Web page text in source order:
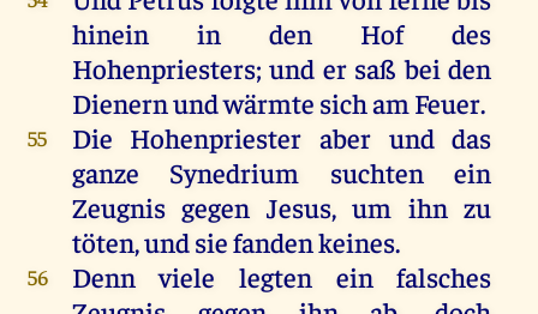
hinein
in den Hof
des
Hohenpriesters;und er saß bei den
Dienernundwärmte sicham Feuer.
55 Die Hohenpriester aber und das
ganze Synedrium suchten
ein
Zeugnis gegen Jesus,um ihn zu
töten,undsiefandenkeines.
56 Denn viele legten einfalsches